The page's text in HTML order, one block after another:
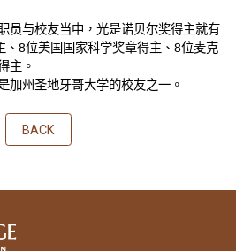
员与校友当中，光是诺贝尔奖得主就有
、 8位美国国家科学奖章得主、 8位麦克
主。
加州圣地牙哥大学的校友之一。
BACK